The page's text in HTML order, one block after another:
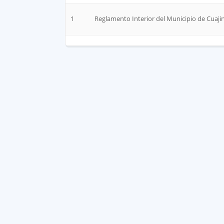
1 Reglamento Interior del Municipio de